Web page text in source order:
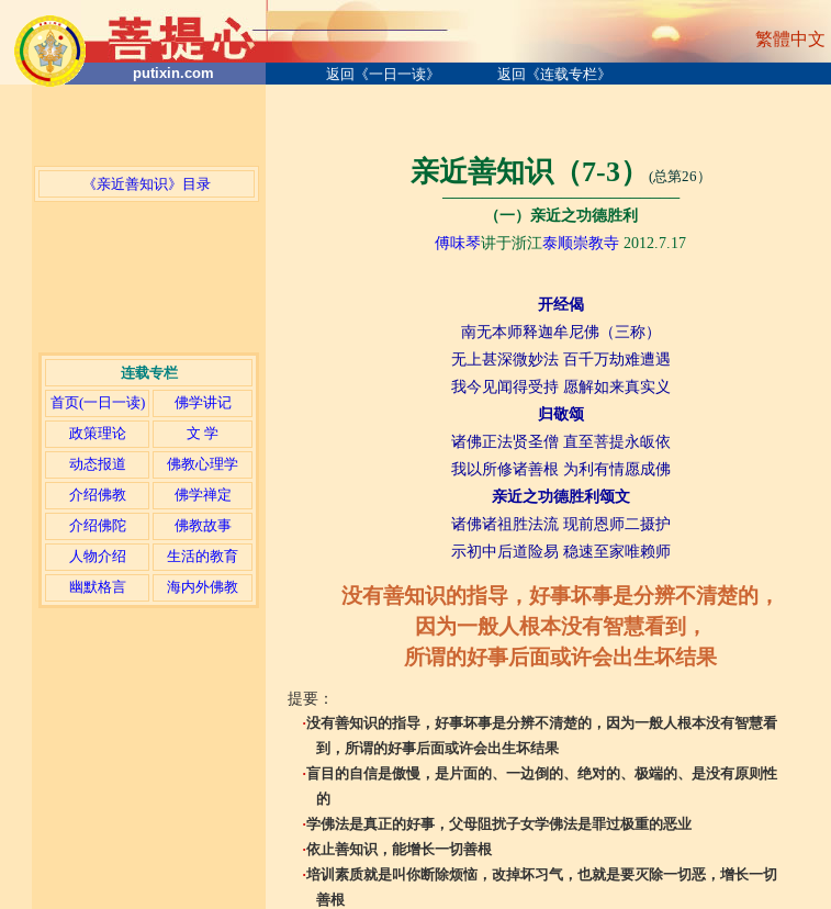
putixin.com 返回《一日一读》 返回《连载专栏》
《亲近善知识》目录
连载专栏
首页(一日一读)
佛学讲记
政策理论
文 学
动态报道
佛教心理学
介绍佛教
佛学禅定
介绍佛陀
佛教故事
人物介绍
生活的教育
幽默格言
海内外佛教
亲近善知识（7-3）
(总第26）
────────────────────────
（一）亲近之功德胜利
傅味琴讲于浙江泰顺崇教寺 2012.7.17
开经偈
南无本师释迦牟尼佛（三称）
无上甚深微妙法 百千万劫难遭遇
我今见闻得受持 愿解如来真实义
归敬颂
诸佛正法贤圣僧 直至菩提永皈依
我以所修诸善根 为利有情愿成佛
亲近之功德胜利颂文
诸佛诸祖胜法流 现前恩师二摄护
示初中后道险易 稳速至家唯赖师
没有善知识的指导，好事坏事是分辨不清楚的，
因为一般人根本没有智慧看到，
所谓的好事后面或许会出生坏结果
提要：
·没有善知识的指导，好事坏事是分辨不清楚的，因为一般人根本没有智慧看
到，所谓的好事后面或许会出生坏结果
·盲目的自信是傲慢，是片面的、一边倒的、绝对的、极端的、是没有原则性
的
·学佛法是真正的好事，父母阻扰子女学佛法是罪过极重的恶业
·依止善知识，能增长一切善根
·培训素质就是叫你断除烦恼，改掉坏习气，也就是要灭除一切恶，增长一切
善根
繁體中文